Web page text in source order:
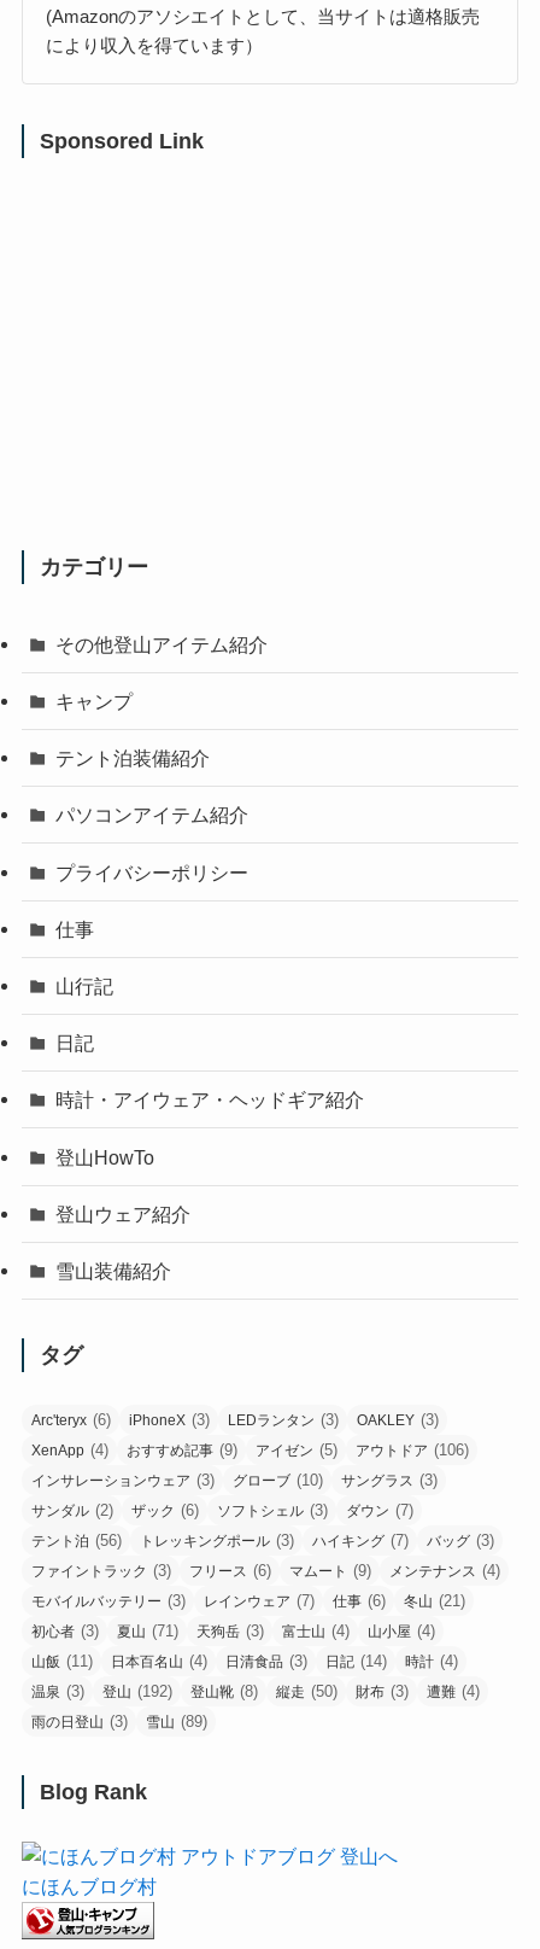
(Amazonのアソシエイトとして、当サイトは適格販売
により収入を得ています）
Sponsored Link
カテゴリー
その他登山アイテム紹介
キャンプ
テント泊装備紹介
パソコンアイテム紹介
プライバシーポリシー
仕事
山行記
日記
時計・アイウェア・ヘッドギア紹介
登山HowTo
登山ウェア紹介
雪山装備紹介
タグ
Arc'teryx (6) iPhoneX (3) LEDランタン (3) OAKLEY (3)
XenApp (4) おすすめ記事 (9) アイゼン (5) アウトドア (106)
インサレーションウェア (3) グローブ (10) サングラス (3)
サンダル (2) ザック (6) ソフトシェル (3) ダウン (7)
テント泊 (56) トレッキングポール (3) ハイキング (7) バッグ (3)
ファイントラック (3) フリース (6) マムート (9) メンテナンス (4)
モバイルバッテリー (3) レインウェア (7) 仕事 (6) 冬山 (21)
初心者 (3) 夏山 (71) 天狗岳 (3) 富士山 (4) 山小屋 (4)
山飯 (11) 日本百名山 (4) 日清食品 (3) 日記 (14) 時計 (4)
温泉 (3) 登山 (192) 登山靴 (8) 縦走 (50) 財布 (3) 遭難 (4)
雨の日登山 (3) 雪山 (89)
Blog Rank
にほんブログ村